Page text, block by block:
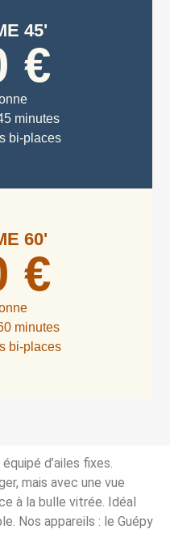
45'
€
minutes
bi-places
60'
€
minutes
bi-places
d’ailes fixes.
mais avec une vue
à la bulle vitrée. Idéal
Nos appareils : le Guépy